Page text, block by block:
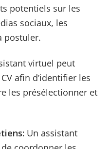
potentiels sur les
sociaux, les
postuler.
virtuel peut
afin d’identifier les
les présélectionner et
Un assistant